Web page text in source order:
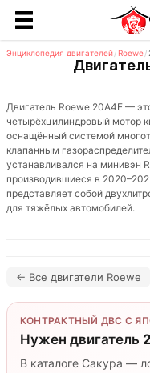
Энциклопедия двигателей/ Roewe/
Двигатель Roewe 20A4E —
четырёхцилиндровый мотор
оснащённый системой
клапанным
устанавливался на минивэн
производившиеся в
представляет собой
для тяжёлых автомобилей.
← Все двигатели Roewe
КОНТРАКТНЫЙ ДВС С
Нужен двигатель
В каталоге Сакура —